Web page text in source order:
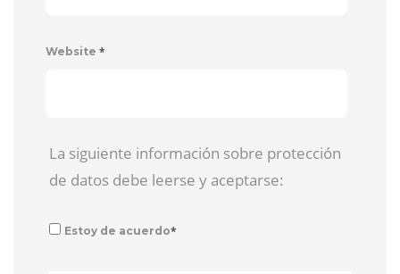
Website *
La siguiente información sobre protección
de datos debe leerse y aceptarse:
Estoy de acuerdo*